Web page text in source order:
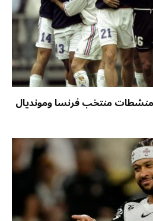
منتخب فرنسا ومونديال